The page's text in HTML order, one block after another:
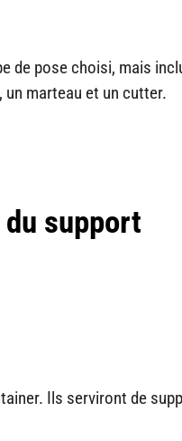
de pose choisi, mais
un marteau et un cutter.
support
Ils serviront de